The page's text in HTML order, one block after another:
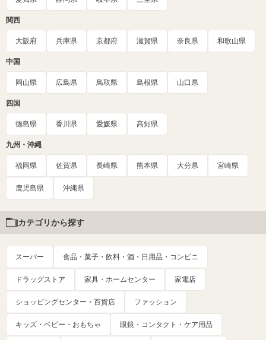
関西
大阪府 兵庫県 京都府 滋賀県 奈良県 和歌山県
中国
岡山県 広島県 鳥取県 島根県 山口県
四国
徳島県 香川県 愛媛県 高知県
九州・沖縄
福岡県 佐賀県 長崎県 熊本県 大分県 宮崎県
鹿児島県 沖縄県
カテゴリから探す
スーパー 食品・菓子・飲料・酒・日用品・コンビニ
ドラッグストア 家具・ホームセンター 家電店
ショッピングセンター・百貨店 ファッション
キッズ・ベビー・おもちゃ 眼鏡・コンタクト・ケア用品